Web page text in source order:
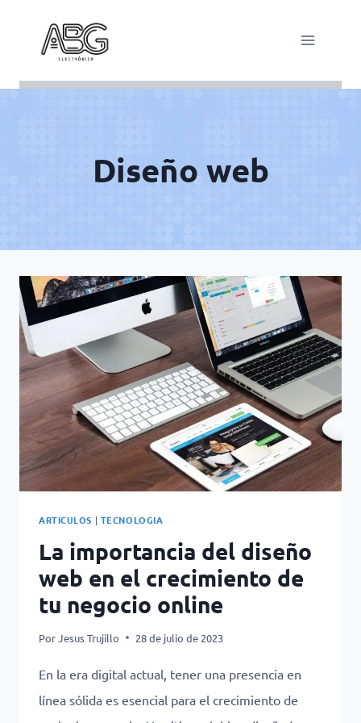
Diseño web
ARTICULOS | TECNOLOGIA
La importancia del diseño
web en el crecimiento de
tu negocio online
PorJesus Trujillo 28 de julio de 2023
En la era digital actual, tener una presencia en
línea sólida es esencial para el crecimiento de